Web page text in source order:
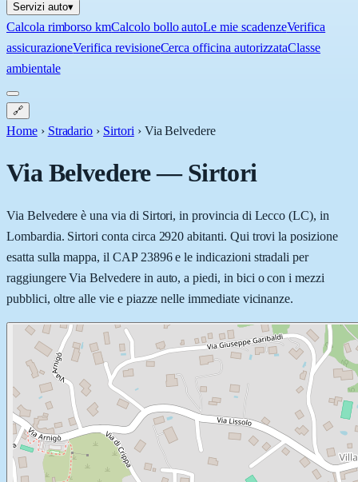
Servizi auto▾
Calcola rimborso kmCalcolo bollo autoLe mie scadenzeVerifica
assicurazioneVerifica revisioneCerca officina autorizzataClasse
ambientale
🔗
Home › Stradario › Sirtori › Via Belvedere
Via Belvedere—Sirtori
Via Belvedere è una via di Sirtori, in provincia di Lecco (LC), in
Lombardia. Sirtori conta circa 2920 abitanti. Qui trovi la posizione
esatta sulla mappa, il CAP 23896 e le indicazioni stradali per
raggiungere Via Belvedere in auto, a piedi, in bici o con i mezzi
pubblici, oltre alle vie e piazze nelle immediate vicinanze.